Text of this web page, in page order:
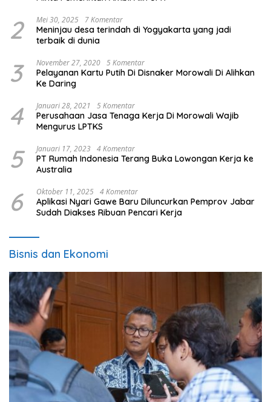
2 Mei 30, 2025 7 Komentar
Meninjau desa terindah di Yogyakarta yang jadi
terbaik di dunia
3 November 27, 2020 5 Komentar
Pelayanan Kartu Putih Di Disnaker Morowali Di Alihkan
Ke Daring
4 Januari 28, 2021 5 Komentar
Perusahaan Jasa Tenaga Kerja Di Morowali Wajib
Mengurus LPTKS
5 Januari 17, 2023 4 Komentar
PT Rumah Indonesia Terang Buka Lowongan Kerja ke
Australia
6 Oktober 11, 2025 4 Komentar
Aplikasi Nyari Gawe Baru Diluncurkan Pemprov Jabar
Sudah Diakses Ribuan Pencari Kerja
Bisnis dan Ekonomi